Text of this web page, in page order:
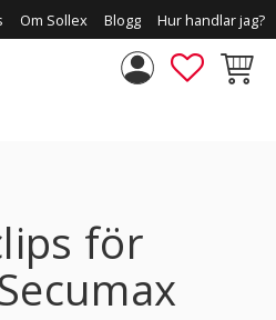
Om Sollex Blogg Hur handlar jag?
för